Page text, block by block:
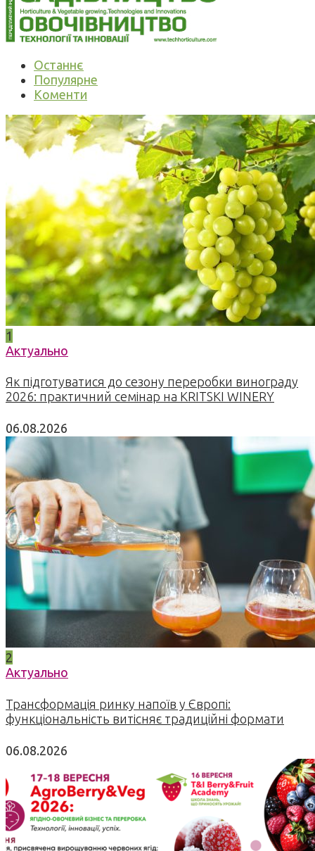
Останнє
Популярне
Коменти
1
Актуально
Як підготуватися до сезону переробки винограду
2026: практичний семінар на KRITSKI WINERY
06.08.2026
2
Актуально
Трансформація ринку напоїв у Європі:
функціональність витісняє традиційні формати
06.08.2026